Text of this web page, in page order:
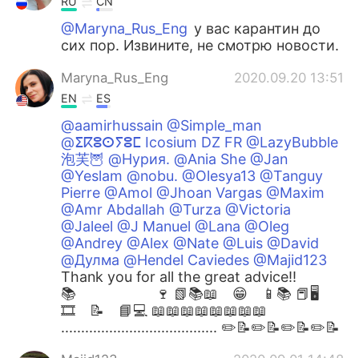
@Maryna_Rus_Eng у вас карантин до
сих пор. Извините, не смотрю новости.
Maryna_Rus_Eng 2020.09.20 13:51
EN ES
@aamirhussain @Simple_man
@ⵉⴽⵓⵙⵢⵓⵎ Icosium DZ FR @LazyBubble
泡芙🦉 @Нурия. @Ania She @Jan
@Yeslam @nobu. @Olesya13 @Tanguy
Pierre @Amol @Jhoan Vargas @Maxim
@Amr Abdallah @Turza @Victoria
@Jaleel @J Manuel @Lana @Oleg
@Andrey @Alex @Nate @Luis @David
@Дулма @Hendel Caviedes @Majid123
Thank you for all the great advice!! ⁣
📚 🍷 📗📚📖 😁 📱📚 📕🖥
🎞 📝 📘💻 📖⁣📖📖📖📖📖📖📖
....................................... ✏️📝✏️📝✏️📝✏️📝